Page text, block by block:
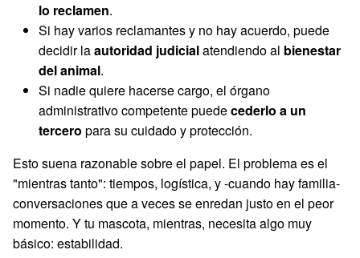
lo reclamen.
Si hay varios reclamantes y no hay acuerdo, puede
decidir laautoridad judicialatendiendo al bienestar
del animal.
Si nadie quiere hacerse cargo, el órgano
administrativo competente puedecederlo a un
tercero para su cuidado y protección.
Esto suena razonable sobre el papel. El problema es el
"mientras tanto": tiempos, logística, y -cuando hay familia-
conversaciones que a veces se enredan justo en el peor
momento. Y tu mascota, mientras, necesita algo muy
básico: estabilidad.